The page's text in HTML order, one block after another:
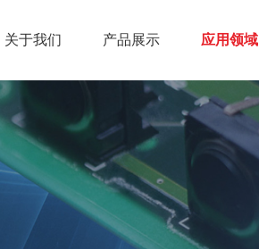
关于我们 产品展示 应用领域